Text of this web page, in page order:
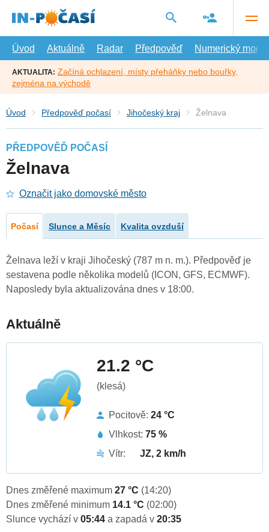
hlavní
Úvod
Aktuálně Radar Předpověď Numerický model
AKTUALITA: Začíná ochlazení, místy přeháňky nebo bouřky,
zejména na východě
Úvod Předpověď počasí Jihočeský kraj Želnava
PŘEDPOVĚĎ POČASÍ
Želnava
Označit jako domovské město
Počasí Slunce a Měsíc Kvalita ovzduší
Želnava leží v kraji Jihočeský (787 m n. m.). Předpověď je
sestavena podle několika modelů (ICON, GFS, ECMWF).
Naposledy byla aktualizována dnes v 18:00.
Aktuálně
21.2 °C
(klesá)
Pocitově: 24 °C
Vlhkost: 75 %
Vítr:
JZ, 2 km/h
Dnes změřené maximum 27 °C (14:20)
Dnes změřené minimum 14.1 °C (02:00)
Slunce vychází v 05:44 a zapadá v 20:35